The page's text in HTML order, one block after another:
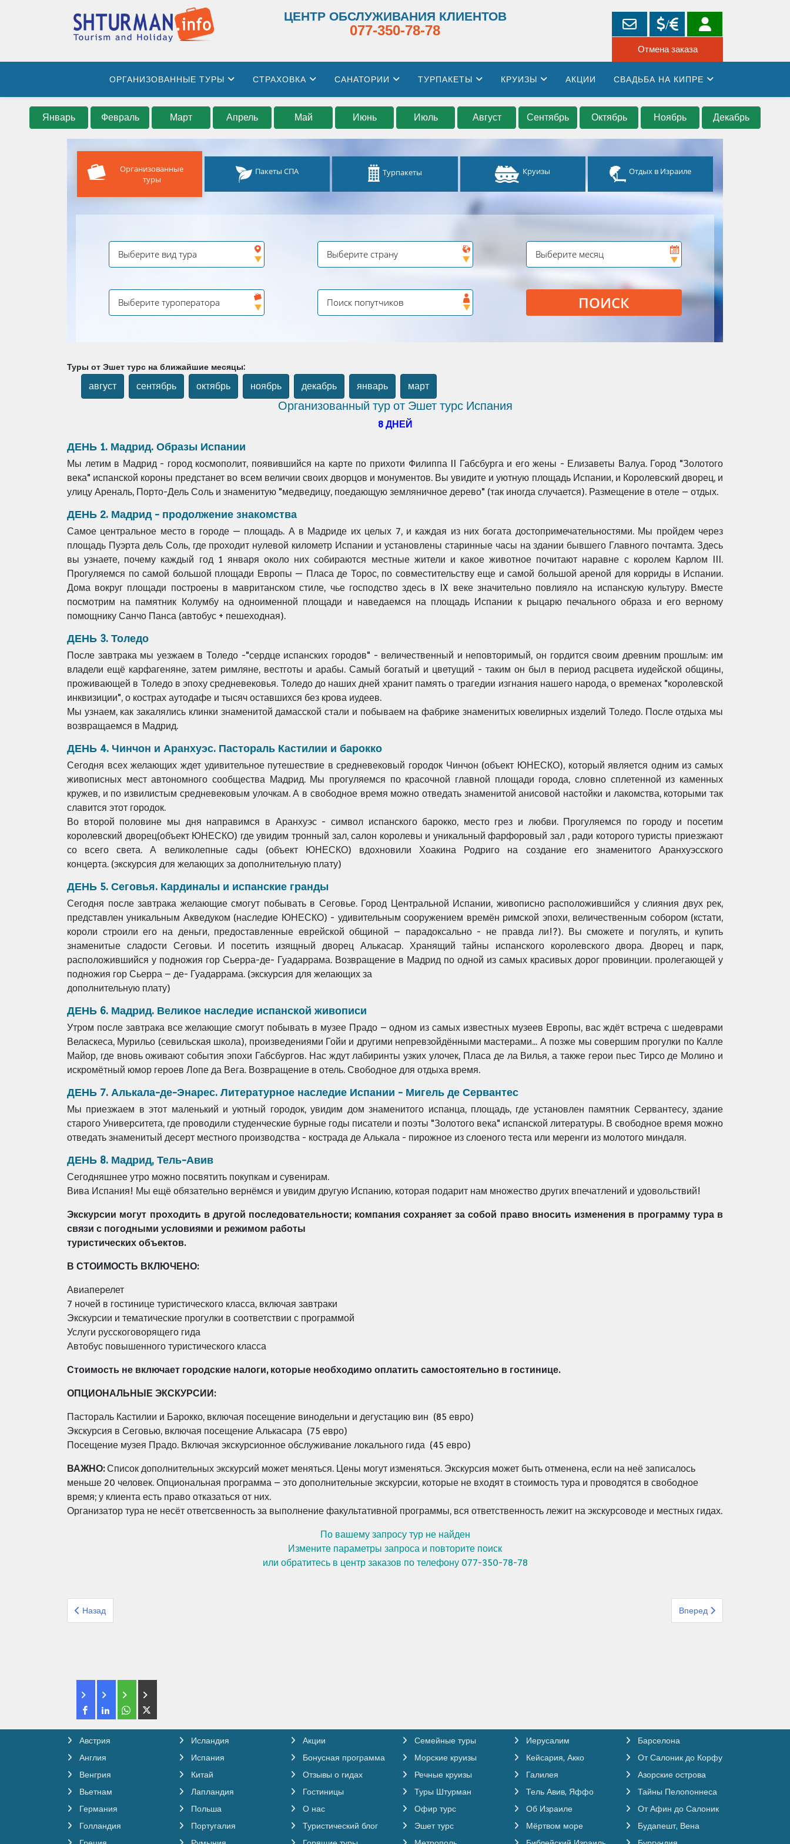
ЦЕНТР ОБСЛУЖИВАНИЯ КЛИЕНТОВ
077-350-78-78
ОРГАНИЗОВАННЫЕ ТУРЫ СТРАХОВКА САНАТОРИИ ТУРПАКЕТЫ КРУИЗЫ АКЦИИ СВАДЬБА НА КИПРЕ
Январь Февраль Март Апрель Май Июнь Июль Август Сентябрь Октябрь Ноябрь Декабрь
Организованные
туры
Пакеты СПА Турпакеты Круизы Отдых в Израиле
ПОИСК
Туры от Эшет турс на ближайшие месяцы:
август сентябрь октябрь ноябрь декабрь январь март
Организованный тур от Эшет турс Испания
8 ДНЕЙ
ДЕНЬ 1. Мадрид. Образы Испании
Мы летим в Мадрид - город космополит, появившийся на карте по прихоти Филиппа II Габсбурга и его жены - Елизаветы Валуа. Город "Золотого
века" испанской короны предстанет во всем величии своих дворцов и монументов. Вы увидите и уютную площадь Испании, и Королевский дворец, и
улицу Ареналь, Порто-Дель Соль и знаменитую "медведицу, поедающую земляничное дерево" (так иногда случается). Размещение в отеле – отдых.
ДЕНЬ 2. Мадрид - продолжение знакомства
Самое центральное место в городе — площадь. А в Мадриде их целых 7, и каждая из них богата достопримечательностями. Мы пройдем через
площадь Пуэрта дель Соль, где проходит нулевой километр Испании и установлены старинные часы на здании бывшего Главного почтамта. Здесь
вы узнаете, почему каждый год 1 январяоколо них собираются местные жители и какое животное почитают наравне с королем Карлом III.
Прогуляемся по самой большой площади Европы — Пласа де Торос, по совместительству еще и самой большой ареной для корриды в Испании.
Дома вокруг площади построены в мавританскомстиле, чье господство здесь в IX веке значительно повлияло на испанскую культуру. Вместе
посмотрим на памятник Колумбу на одноименной площади и наведаемся на площадь Испании к рыцарю печального образа и его верному
помощнику Санчо Панса (автобус + пешеходная).
ДЕНЬ 3. Толедо
После завтрака мы уезжаем в Толедо -"сердце испанских городов" - величественный и неповторимый, он гордитсясвоим древним прошлым: им
владели ещё карфагеняне, затем римляне, вестготы и арабы. Самый богатый и цветущий - таким он был в период расцвета иудейской общины,
проживающей в Толедо в эпоху средневековья. Толедо до наших дней хранит память о трагедии изгнания нашего народа, о временах "королевской
инквизиции", о кострах аутодафе и тысяч оставшихся без крова иудеев.
Мы узнаем, как закалялись клинки знаменитой дамасскойстали и побываем на фабрике знаменитых ювелирных изделий Толедо. После отдыха мы
возвращаемся в Мадрид.
ДЕНЬ 4. Чинчон и Аранхуэс. Пастораль Кастилии и барокко
Сегодня всех желающих ждет удивительное путешествие всредневековый городок Чинчон (объект ЮНЕСКО), которыйявляется одним из самых
живописных мест автономного сообщества Мадрид. Мы прогуляемся по красочной главной площади города, словно сплетенной из каменных
кружев, и по извилистым средневековым улочкам. А в свободное время можно отведать знаменитой анисовой настойки и лакомства, которыми так
славится этот городок.
Во второй половине мы дня направимся в Аранхуэс - символ испанского барокко, место грез и любви. Прогуляемся по городу и посетим
королевский дворец(объект ЮНЕСКО) гдеувидим тронный зал, салон королевы и уникальныйфарфоровый зал , ради которого туристы приезжают
со всего света. А великолепные сады (объект ЮНЕСКО) вдохновили Хоакина Родриго на создание его знаменитогоАранхуэсского
концерта. (экскурсия для желающих за дополнительную плату)
ДЕНЬ 5. Сеговья. Кардиналы и испанские гранды
Сегодня после завтрака желающие смогут побывать в Сеговье. Город Центральной Испании, живописно расположившийся у слияния двух рек,
представленуникальным Акведуком (наследие ЮНЕСКО) - удивительнымсооружением времён римской эпохи, величественным собором (кстати,
короли строили его на деньги, предоставленные еврейской общиной – парадоксально - не правда ли!?). Вы сможете и погулять, и купить
знаменитые сладости Сеговьи. И посетить изящный дворец Алькасар. Хранящий тайны испанского королевского двора. Дворец и парк,
расположившийся у подножия гор Сьерра-де- Гуадаррама. Возвращение в Мадрид по одной из самых красивых дорог провинции. пролегающей у
подножия гор Сьерра – де- Гуадаррама. (экскурсия для желающих за
дополнительную плату)
ДЕНЬ 6. Мадрид. Великое наследие испанской живописи
Утром после завтрака все желающие смогут побывать в музее Прадо – одном из самых известных музеев Европы, вас ждёт встреча с шедеврами
Веласкеса, Мурильо (севильская школа), произведениями Гойи и другими непревзойдёнными мастерами... А позже мы совершим прогулки по Калле
Майор, где вновь оживают события эпохи Габсбургов. Нас ждут лабиринты узких улочек, Пласа де ла Вилья, а также герои пьес Тирсо де Молино и
искромётный юмор героев Лопе да Вега. Возвращение в отель. Свободное для отдыха время.
ДЕНЬ 7. Алькала-де-Энарес. Литературное наследие Испании - Мигель де Сервантес
Мы приезжаем в этот маленький и уютный городок, увидим дом знаменитого испанца, площадь, где установлен памятник Сервантесу, здание
старого Университета, где проводили студенческие бурные годы писатели и поэты "Золотого века" испанской литературы. В свободное время можно
отведать знаменитый десерт местного производства - кострада де Алькала - пирожное из слоеного теста или меренги из молотого миндаля.
ДЕНЬ 8. Мадрид, Тель-Авив
Сегодняшнее утро можно посвятить покупкам и сувенирам.
Вива Испания! Мы ещё обязательно вернёмся и увидим другую Испанию, которая подарит нам множество других впечатлений и удовольствий!
Экскурсии могут проходить в другой последовательности; компания сохраняет за собой право вносить изменения в программу тура в
связи с погодными условиями и режимом работы
туристических объектов.
В СТОИМОСТЬ ВКЛЮЧЕНО:
Авиаперелет
7 ночей в гостинице туристического класса, включая завтраки
Экскурсии и тематические прогулки в соответствии с программой
Услуги русскоговорящего гида
Автобус повышенного туристического класса
Стоимость не включает городские налоги, которые необходимо оплатить самостоятельно в гостинице.
ОПЦИОНАЛЬНЫЕ ЭКСКУРСИИ:
Пастораль Кастилии и Барокко, включая посещение винодельни и дегустацию вин (85 евро)
Экскурсия в Сеговью, включая посещение Алькасара (75 евро)
Посещение музея Прадо. Включая экскурсионное обслуживание локального гида (45 евро)
ВАЖНО:Список дополнительных экскурсий может меняться. Цены могут изменяться. Экскурсия может быть отменена, если на неё записалось
меньше 20 человек. Опциональная программа – это дополнительные экскурсии, которые не входят в стоимость тура и проводятся в свободное
время; у клиента есть право отказаться от них.
Организатор тура не несёт ответсвенность за выполнение факультативной программы, вся ответственность лежит на экскурсоводе и местных гидах.
По вашему запросу тур не найден
Измените параметры запроса и повторите поиск
или обратитесь в центр заказов по телефону 077-350-78-78
Предыдущий: Организованный тур Эшет турс Испания Барселона, Коста Брава Песах
Назад Следующий:
Вперед
Австрия
Англия
Венгрия
Вьетнам
Германия
Голландия
Исландия
Испания
Китай
Лапландия
Польша
Португалия
Акции
Бонусная программа
Отзывы о гидах
Гостиницы
О нас
Туристический блог
Семейные туры
Морские круизы
Речные круизы
Туры Штурман
Офир турс
Эшет турс
Иерусалим
Кейсария, Акко
Галилея
Тель Авив, Яффо
Об Израиле
Мёртвом море
Барселона
От Салоник до Корфу
Азорские острова
Тайны Пелопоннеса
От Афин до Салоник
Будапешт, Вена